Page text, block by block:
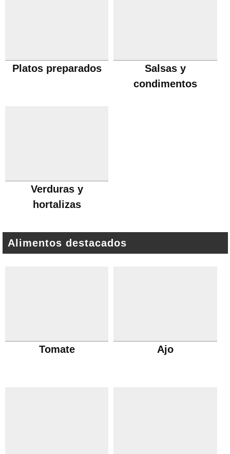
Platos preparados
Salsas y
condimentos
Verduras y
hortalizas
Alimentos destacados
Tomate Ajo